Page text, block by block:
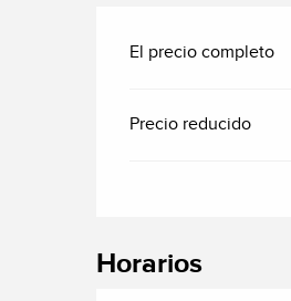
El precio completo
Precio reducido
Horarios